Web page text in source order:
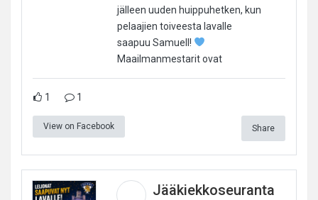
jälleen uuden huippuhetken, kun
pelaajien toiveesta lavalle
saapuu Samuell!
Maailmanmestarit ovat
1 1
View on Facebook Share
Jääkiekkoseuranta